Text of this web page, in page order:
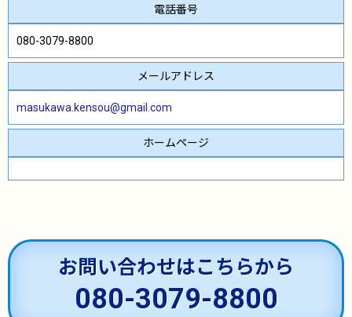
電話番号
080-3079-8800
メールアドレス
masukawa.kensou@gmail.com
ホームページ
お問い合わせはこちらから
080-3079-8800